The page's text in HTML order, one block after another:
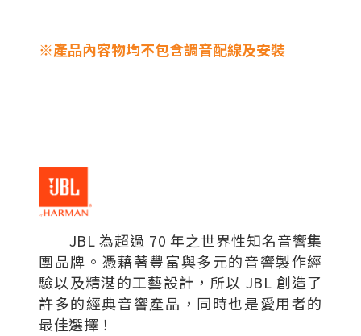
※產品內容物均不包含調音配線及安裝
JBL 為超過 70 年之世界性知名音響集
團品牌。憑藉著豐富與多元的音響製作經
驗以及精湛的工藝設計，所以 JBL 創造了
許多的經典音響產品，同時也是愛用者的
最佳選擇！